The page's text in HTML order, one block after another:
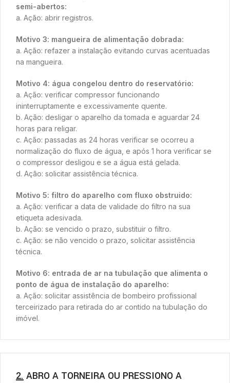
semi-abertos:
a. Ação: abrir registros.
Motivo 3: mangueira de alimentação dobrada:
a. Ação: refazer a instalação evitando curvas acentuadas
na mangueira.
Motivo 4: água congelou dentro do reservatório:
a. Ação: verificar compressor funcionando
ininterruptamente e excessivamente quente.
b. Ação: desligar o aparelho da tomada e aguardar 24
horas para religar.
c. Ação: passadas as 24 horas verificar se ocorreu a
normalização do fluxo de água, e após 1 hora verificar se
o compressor desligou e se a água está gelada.
d. Ação: solicitar assistência técnica.
Motivo 5: filtro do aparelho com fluxo obstruido:
a. Ação: verificar a data de validade do filtro na sua
etiqueta adesivada.
b. Ação: se vencido o prazo, substituir o filtro.
c. Ação: se não vencido o prazo, solicitar assistência
técnica.
Motivo 6: entrada de ar na tubulação que alimenta o
ponto de água de instalação do aparelho:
a. Ação: solicitar assistência de bombeiro profissional
terceirizado para retirada do ar contido na tubulação do
imóvel.
2. ABRO A TORNEIRA OU PRESSIONO A